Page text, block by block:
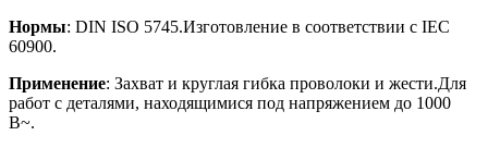
Нормы: DIN ISO 5745.Изготовление в соответствии с IEC
60900.
Применение: Захват и круглая гибка проволоки и жести.Для
работ с деталями, находящимися под напряжением до 1000
В~.